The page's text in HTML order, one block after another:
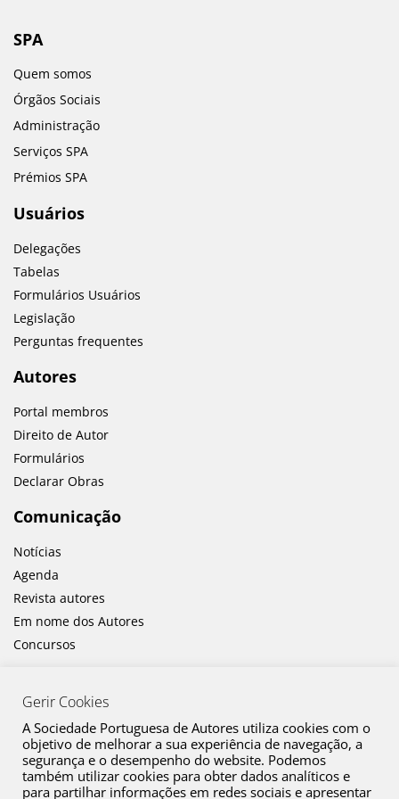
SPA
Quem somos
Órgãos Sociais
Administração
Serviços SPA
Prémios SPA
Usuários
Delegações
Tabelas
Formulários Usuários
Legislação
Perguntas frequentes
Autores
Portal membros
Direito de Autor
Formulários
Declarar Obras
Comunicação
Notícias
Agenda
Revista autores
Em nome dos Autores
Concursos
Canal de Denúncia
Gerir Cookies
A Sociedade Portuguesa de Autores utiliza cookies com o
objetivo de melhorar a sua experiência de navegação, a
segurança e o desempenho do website. Podemos
também utilizar cookies para obter dados analíticos e
para partilhar informações em redes sociais e apresentar